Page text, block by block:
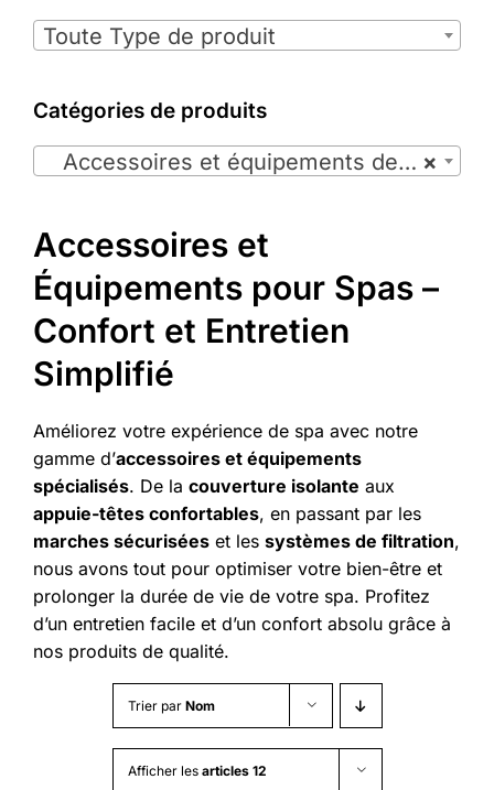
Accessoires et
Équipements pour Spas –
Confort et Entretien
Simplifié
Améliorez votre expérience de spa avec notre
gamme d’accessoires et équipements
spécialisés. De la couverture isolante aux
appuie-têtes confortables, en passant par les
marches sécurisées et les systèmes de filtration,
nous avons tout pour optimiser votre bien-être et
prolonger la durée de vie de votre spa. Profitez
d’un entretien facile et d’un confort absolu grâce à
nos produits de qualité.
Trier par Nom
Afficher les articles 12
Toute Type de produit
Catégories de produits
×
Accessoires et équipements de spas (11)